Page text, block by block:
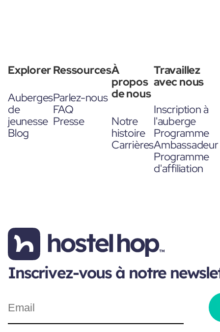
Explorer
Auberges
de
jeunesse
Blog
Ressources
Parlez-nous
FAQ
Presse
À
propos
de nous
Notre
histoire
Carrières
Travaillez
avec nous
Inscription à
l'auberge
Programme
Ambassadeur
Programme
d'affiliation
Inscrivez-vous à notre